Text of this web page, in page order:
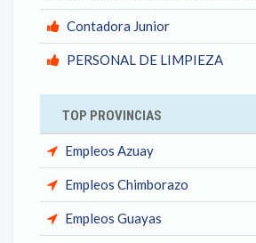
Contadora Junior
PERSONAL DE LIMPIEZA
TOP PROVINCIAS
Empleos Azuay
Empleos Chimborazo
Empleos Guayas